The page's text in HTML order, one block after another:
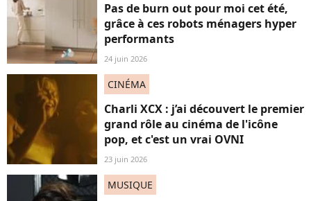
Pas de burn out pour moi cet été,
grâce à ces robots ménagers hyper
performants
24 juin 2026
CINÉMA
Charli XCX : j’ai découvert le premier
grand rôle au cinéma de l'icône
pop, et c'est un vrai OVNI
23 juin 2026
MUSIQUE